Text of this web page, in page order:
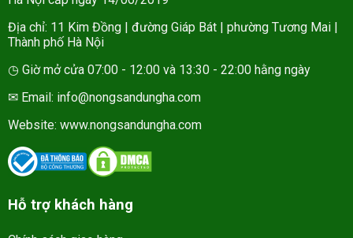
Địa chỉ: 11 Kim Đồng | đường Giáp Bát | phường Tương Mai |
Thành phố Hà Nội
◷ Giờ mở cửa 07:00 - 12:00 và 13:30 - 22:00 hằng ngày
✉ Email: info@nongsandungha.com
Website: www.nongsandungha.com
Hỗ trợ khách hàng